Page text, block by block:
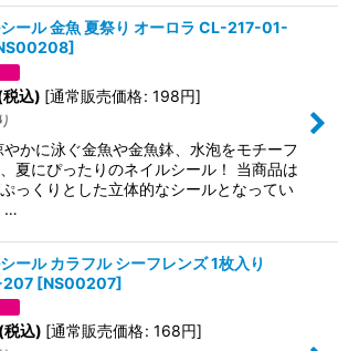
ール 金魚 夏祭り オーロラ CL-217-01-
]
税込) [通常販売価格: 198円]
やかに泳ぐ金魚や金魚鉢、水泡をモチーフ
夏にぴったりのネイルシール！ 当商品は
っくりとした立体的なシールとなってい
…
ール カラフル シーフレンズ 1枚入り
207 [NS00207]
(税込) [通常販売価格: 168円]